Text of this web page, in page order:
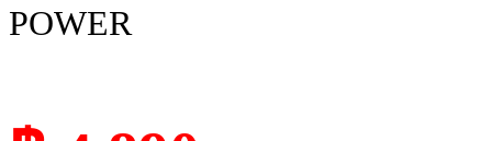
POWER